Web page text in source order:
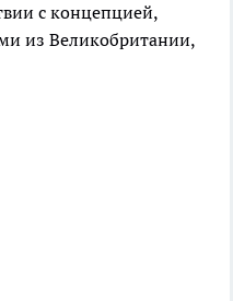
с концепцией,
из Великобритании,